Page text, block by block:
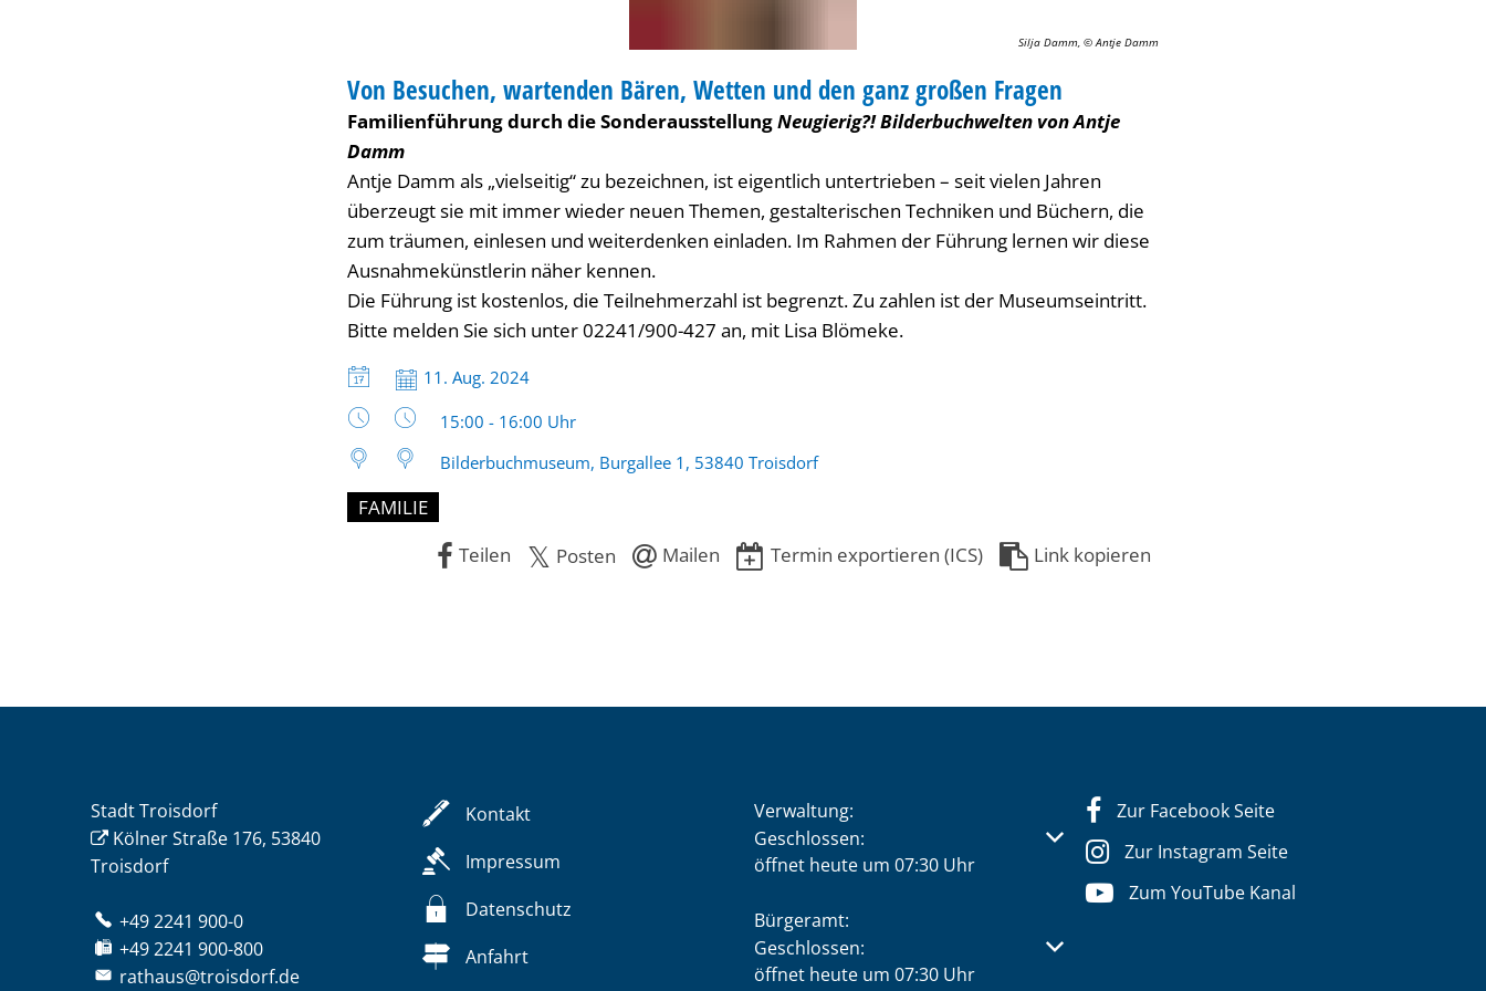
Silja Damm, © Antje Damm
KATEGORIE: FÜHRUNG
Von Besuchen, wartenden Bären, Wetten und den ganz großen Fragen
Familienführung durch die SonderausstellungNeugierig?! Bilderbuchwelten von Antje
Damm
Antje Damm als „vielseitig“ zu bezeichnen, ist eigentlich untertrieben – seit vielen Jahren
überzeugt sie mit immer wieder neuen Themen, gestalterischen Techniken und Büchern, die
zum träumen, einlesen und weiterdenken einladen. Im Rahmen der Führung lernen wir diese
Ausnahmekünstlerin näher kennen.
Die Führung ist kostenlos, die Teilnehmerzahl ist begrenzt. Zu zahlen ist der Museumseintritt.
Bitte melden Sie sich unter 02241/900-427 an, mit Lisa Blömeke.
Datum:
11. Aug. 2024
Uhrzeit:
15:00 - 16:00 Uhr
Bilderbuchmuseum, Burgallee 1, 53840 Troisdorf
FAMILIE
Teilen
Posten Mailen Termin exportieren (ICS) Link kopieren
Stadt Troisdorf
Kölner Straße 176, 53840
Troisdorf
+49 2241 900-0
+49 2241 900-800
rathaus@troisdorf.de
Kontakt
Impressum
Datenschutz
Anfahrt
Verwaltung:
Klicken, um weitere Öffnungs- oder Schließzeiten auszublenden
Geschlossen:
öffnet heute um 07:30 Uhr
Bürgeramt:
Klicken, um weitere Öffnungs- oder Schließzeiten auszublenden
Geschlossen:
öffnet heute um 07:30 Uhr
Zur Facebook Seite
Zur Instagram Seite
Zum YouTube Kanal